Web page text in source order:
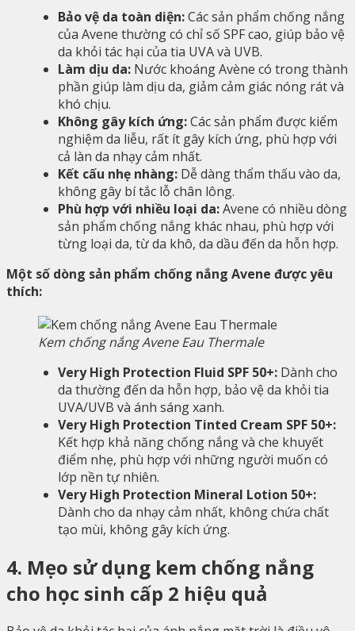
Bảo vệ da toàn diện:Các sản phẩm chống nắng
của Avene thường có chỉ số SPF cao, giúp bảo vệ
da khỏi tác hại của tia UVA và UVB.
Làm dịu da: Nước khoáng Avène có trong thành
phần giúp làm dịu da, giảm cảm giác nóng rát và
khó chịu.
Không gây kích ứng:Các sản phẩm được kiểm
nghiệm da liễu, rất ít gây kích ứng, phù hợp với
cả làn da nhạy cảm nhất.
Kết cấu nhẹ nhàng: Dễ dàng thẩm thấu vào da,
không gây bí tắc lỗ chân lông.
Phù hợp với nhiều loại da:Avene có nhiều dòng
sản phẩm chống nắng khác nhau, phù hợp với
từng loại da, từ da khô, da dầu đến da hỗn hợp.
Một số dòng sản phẩm chống nắng Avene được yêu
thích:
Kem chống nắng Avene Eau Thermale
Very High Protection Fluid SPF 50+: Dành cho
da thường đến da hỗn hợp, bảo vệ da khỏi tia
UVA/UVB và ánh sáng xanh.
Very High Protection Tinted Cream SPF 50+:
Kết hợp khả năng chống nắng và che khuyết
điểm nhẹ, phù hợp với những người muốn có
lớp nền tự nhiên.
Very High Protection Mineral Lotion 50+:
Dành cho da nhạy cảm nhất, không chứa chất
tạo mùi, không gây kích ứng.
4. Mẹo sử dụng kem chống nắng
cho học sinh cấp 2 hiệu quả